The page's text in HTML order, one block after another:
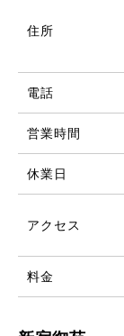
住所
電話
営業時間
休業日
アクセス
料金